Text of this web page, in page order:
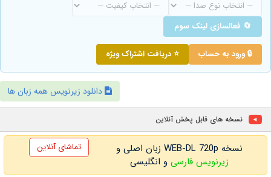
🔄 فعالسازی لینک سوم
🔒 ورود به حساب ⭐ دریافت اشتراک ویژه
دانلود زیرنویس همه زبان ها
نسخه های قابل پخش آنلاین
نسخه WEB-DL 720p زبان اصلی و
زیرنویس فارسی و انگلیسی
تماشای آنلاین